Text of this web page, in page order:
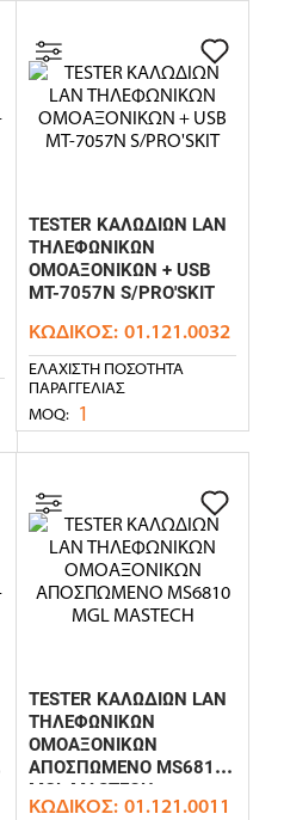
TESTER ΚΑΛΩΔΙΩΝ LAN
ΤΗΛΕΦΩΝΙΚΩΝ
ΟΜΟΑΞΟΝΙΚΩΝ + USB
MT-7057N S/PRO'SKIT
ΚΩΔΙΚΌΣ: 01.121.0032
ΕΛΆΧΙΣΤΗ ΠΟΣΌΤΗΤΑ
ΠΑΡΑΓΓΕΛΊΑΣ
MOQ: 1
TESTER ΚΑΛΩΔΙΩΝ LAN
ΤΗΛΕΦΩΝΙΚΩΝ
ΟΜΟΑΞΟΝΙΚΩΝ
ΑΠΟΣΠΩΜΕΝΟ MS6810
MGL MASTECH
ΚΩΔΙΚΌΣ: 01.121.0011